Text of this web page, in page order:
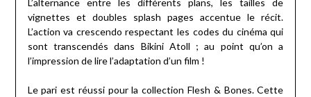
L’alternance entre les différents plans, les tailles de
vignettes et doubles splash pages accentue le récit.
L’action va crescendo respectant les codes du cinéma qui
sont transcendés dans Bikini Atoll ; au point qu’on a
l’impression de lire l’adaptation d’un film !
Le pari est réussi pour la collection Flesh & Bones. Cette